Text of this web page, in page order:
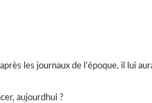
les journaux de l’époque, il lui
aujourdhui ?